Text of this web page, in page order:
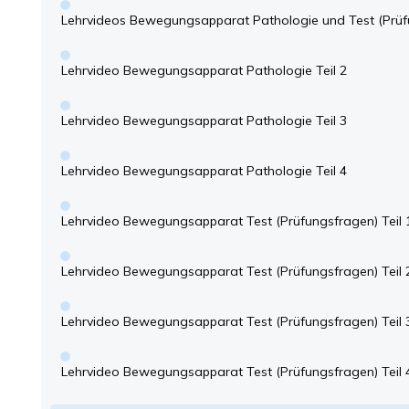
Lehrvideos Bewegungsapparat Pathologie und Test
Lehrvideo Bewegungsapparat Pathologie Teil 2
Lehrvideo Bewegungsapparat Pathologie Teil 3
Lehrvideo Bewegungsapparat Pathologie Teil 4
Lehrvideo Bewegungsapparat Test (Prüfungsfragen) Teil
Lehrvideo Bewegungsapparat Test (Prüfungsfragen) Teil
Lehrvideo Bewegungsapparat Test (Prüfungsfragen) Teil
Lehrvideo Bewegungsapparat Test (Prüfungsfragen) Teil